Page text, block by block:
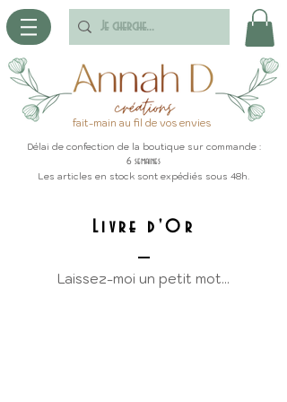
fait-main au fil de vos envies
Délai de confection de la boutique sur commande :
6 semaines
Les articles en stock sont expédiés sous 48h.
Livre d'Or
Laissez-moi un petit mot...